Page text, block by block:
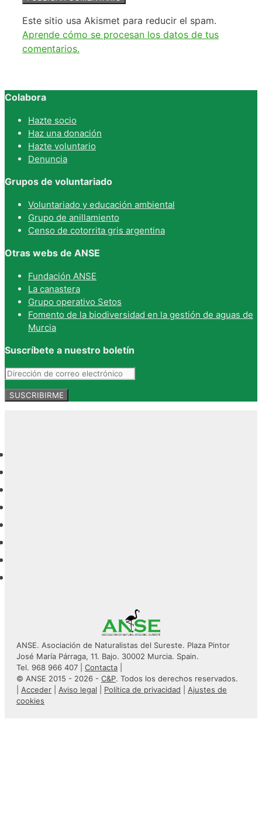
Este sitio usa Akismet para reducir el spam.
Aprende cómo se procesan los datos de tus
comentarios.
Colabora
Hazte socio
Haz una donación
Hazte voluntario
Denuncia
Grupos de voluntariado
Voluntariado y educación ambiental
Grupo de anillamiento
Censo de cotorrita gris argentina
Otras webs de ANSE
Fundación ANSE
La canastera
Grupo operativo Setos
Fomento de la biodiversidad en la gestión de aguas de
Murcia
Suscríbete a nuestro boletín
ANSE. Asociación de Naturalistas del Sureste. Plaza Pintor
José María Párraga, 11. Bajo. 30002 Murcia. Spain.
Tel. 968 966 407 | Contacta
© ANSE 2015 - 2026 - C&P. Todos los derechos reservados.
Acceder Aviso legal Política de privacidad
Ajustes de
cookies